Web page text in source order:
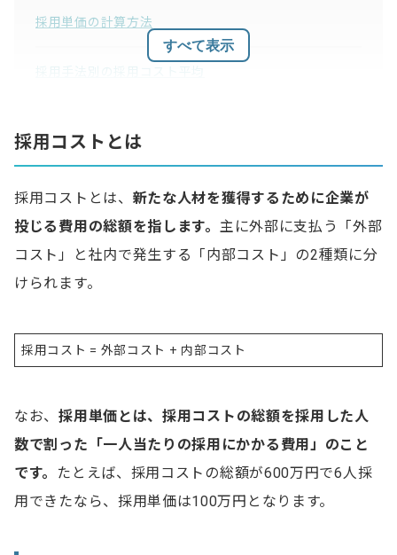
採用単価の計算方法
中途採用のコスト平均
採用コストを削減するためのポイント
ミスマッチを防ぐ工夫をする
歩留まりを分析し改善策を考える
採用プロセスを効率化するツールを導入する
選ぶ
内定後のフォローを手厚くして辞退を防ぐ
採用コストの削減に効果的な採用手法
すべて表示
採用コストとは
採用コストとは、 新たな人材を獲得するために企業が
投じる費用の総額を指します。 主に外部に支払う「外部
コスト」と社内で発生する「内部コスト」の2種類に分
けられます。
採用コスト = 外部コスト + 内部コスト
なお、採用単価とは、採用コストの総額を採用した人
数で割った「一人当たりの採用にかかる費用」のこと
です。 たとえば、採用コストの総額が600万円で6人採
用できたなら、採用単価は100万円となります。